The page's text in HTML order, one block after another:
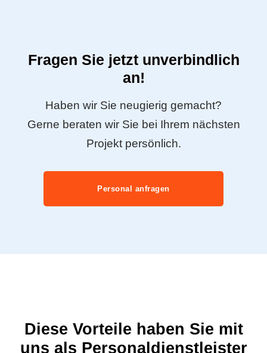
Fragen Sie jetzt unverbindlich
an!
Haben wir Sie neugierig gemacht?
Gerne beraten wir Sie bei Ihrem nächsten
Projekt persönlich.
Personal anfragen
Diese Vorteile haben Sie mit
uns als Personaldienstleister